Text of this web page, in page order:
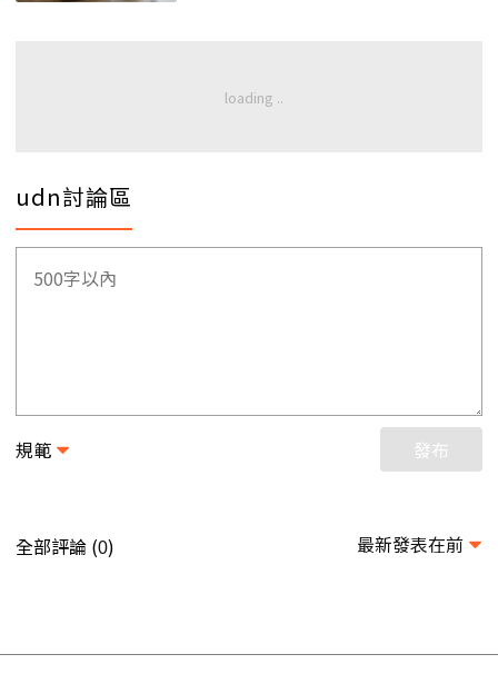
udn討論區
規範 發布
全部評論 (0) 最新發表在前